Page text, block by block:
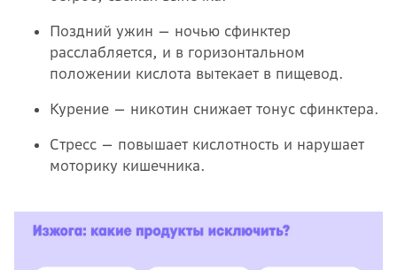
Поздний ужин — ночью сфинктер
расслабляется, и в горизонтальном
положении кислота вытекает в пищевод.
Курение — никотин снижает тонус сфинктера.
Стресс — повышает кислотность и нарушает
моторику кишечника.